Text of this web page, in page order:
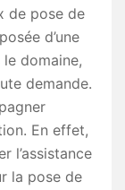
de pose de
d’une
domaine,
demande.
En effet,
l’assistance
la pose de